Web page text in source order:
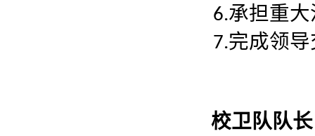
6.承担重
7.完成领
校卫队队